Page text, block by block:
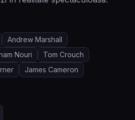
Andrew Marshall
Nouri
Tom Crouch
James Cameron